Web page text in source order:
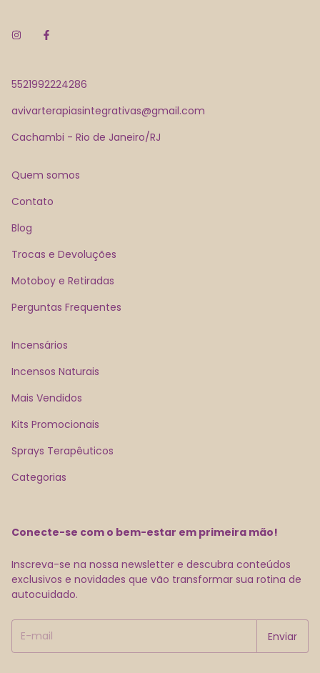
5521992224286
avivarterapiasintegrativas@gmail.com
Cachambi - Rio de Janeiro/RJ
Quem somos
Contato
Blog
Trocas e Devoluções
Motoboy e Retiradas
Perguntas Frequentes
Incensários
Incensos Naturais
Mais Vendidos
Kits Promocionais
Sprays Terapêuticos
Categorias
Conecte-se com o bem-estar em primeira mão!
Inscreva-se na nossa newsletter e descubra conteúdos
exclusivos e novidades que vão transformar sua rotina de
autocuidado.